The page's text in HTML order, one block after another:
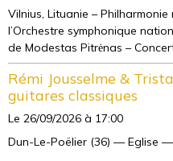
Vilnius, Lituanie –
l’Orchestre symphonique
de Modestas Pitrėnas –
Rémi Jousselme &
guitares classiques
Le 26/09/2026 à 17:00
Dun-Le-Poëlier (36) — Eglise